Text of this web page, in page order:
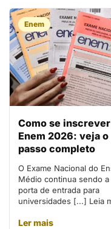
Enem
Como se
Enem 2026: veja o
passo completo
O Exame Nacional do
Médio continua sendo
porta de entrada para
universidades [...] Leia
Ler mais